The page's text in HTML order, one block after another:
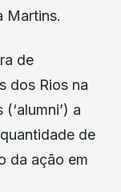
Martins.
de
dos Rios na
a
de
da ação em